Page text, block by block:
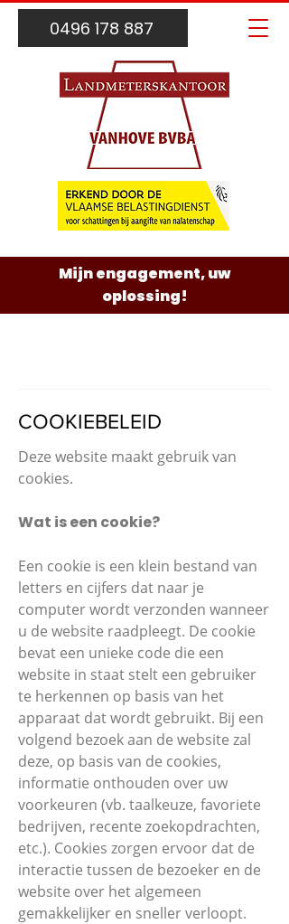
0496 178 887
Mijn engagement, uw
oplossing!
PRIVACYBELEID
COOKIEBELEID
Deze website maakt gebruik van
cookies.
Wat is een cookie?
Een cookie is een klein bestand van
letters en cijfers dat naar je
computer wordt verzonden wanneer
u de website raadpleegt. De cookie
bevat een unieke code die een
website in staat stelt een gebruiker
te herkennen op basis van het
apparaat dat wordt gebruikt. Bij een
volgend bezoek aan de website zal
deze, op basis van de cookies,
informatie onthouden over uw
voorkeuren (vb. taalkeuze, favoriete
bedrijven, recente zoekopdrachten,
etc.). Cookies zorgen ervoor dat de
interactie tussen de bezoeker en de
website over het algemeen
gemakkelijker en sneller verloopt.